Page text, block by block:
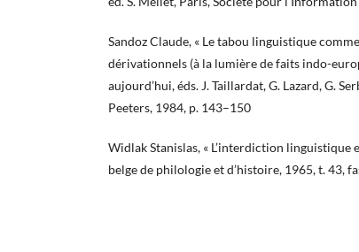
Sandoz Claude, « Le tabou linguistique
dérivationnels (à la lumière de faits indo-
aujourd’hui, éds. J. Taillardat, G. Lazard, G.
Peeters, 1984, p. 143–150
Widlak Stanislas, « L’interdiction linguistique
belge de philologie et d’histoire, 1965, t. 43,